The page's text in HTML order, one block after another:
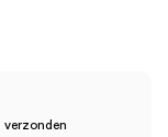
verzonden